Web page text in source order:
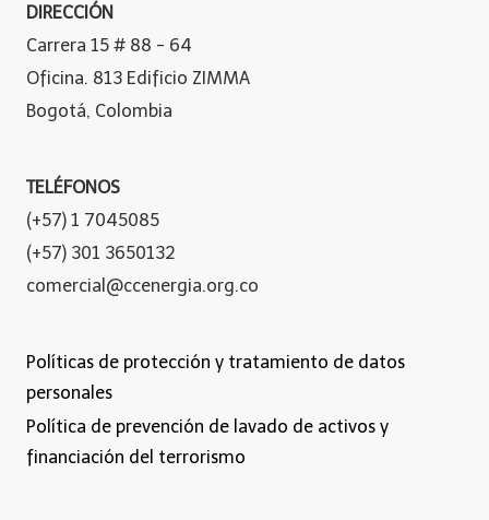
DIRECCIÓN
Carrera 15 # 88 - 64
Oficina. 813 Edificio ZIMMA
Bogotá, Colombia
TELÉFONOS
(+57) 1 7045085
(+57) 301 3650132
comercial@ccenergia.org.co
Políticas de protección y tratamiento de datos
personales
Política de prevención de lavado de activos y
financiación del terrorismo